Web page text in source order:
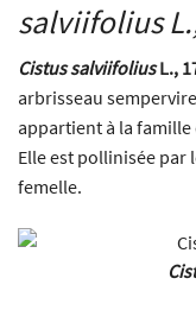
Nos parutions
salviifolius
Cistus salviifoliusL.,
arbrisseau
appartient à la famille
Elle est pollinisée par
femelle.